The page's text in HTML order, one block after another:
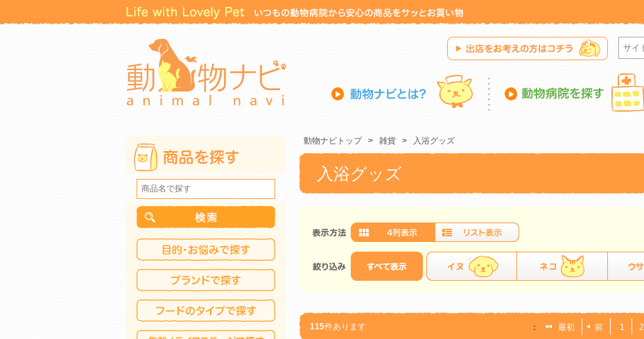
動物ナビトップ > 雑貨 > 入浴グッズ
入浴グッズ
115件あります ： 最初 前 1 2